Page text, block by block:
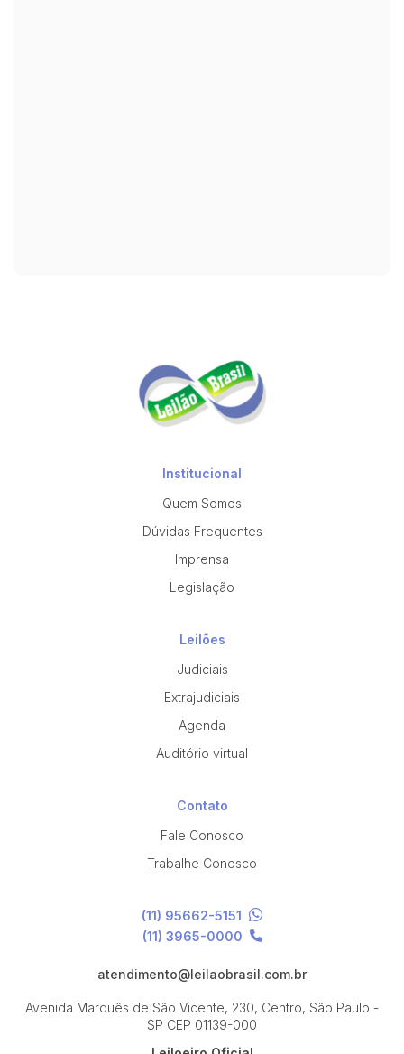
Institucional
Quem Somos
Dúvidas Frequentes
Imprensa
Legislação
Leilões
Judiciais
Extrajudiciais
Agenda
Auditório virtual
Contato
Fale Conosco
Trabalhe Conosco
(11) 95662-5151
(11) 3965-0000
atendimento@leilaobrasil.com.br
Avenida Marquês de São Vicente, 230, Centro, São Paulo -
SP CEP 01139-000